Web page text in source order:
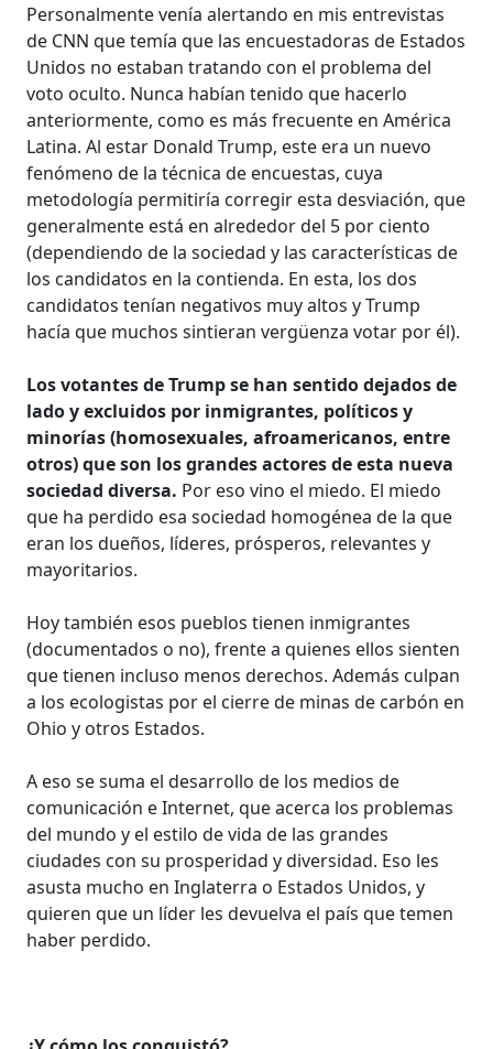
Personalmente venía alertando en mis entrevistas
de CNN que temía que las encuestadoras de Estados
Unidos no estaban tratando con el problema del
voto oculto. Nunca habían tenido que hacerlo
anteriormente, como es más frecuente en América
Latina. Al estar Donald Trump, este era un nuevo
fenómeno de la técnica de encuestas, cuya
metodología permitiría corregir esta desviación, que
generalmente está en alrededor del 5 por ciento
(dependiendo de la sociedad y las características de
los candidatos en la contienda. En esta, los dos
candidatos tenían negativos muy altos y Trump
hacía que muchos sintieran vergüenza votar por él).
Los votantes de Trump se han sentido dejados de
lado y excluidos por inmigrantes, políticos y
minorías (homosexuales, afroamericanos, entre
otros) que son los grandes actores de esta nueva
sociedad diversa. Por eso vino el miedo. El miedo
que ha perdido esa sociedad homogénea de la que
eran los dueños, líderes, prósperos, relevantes y
mayoritarios.
Hoy también esos pueblos tienen inmigrantes
(documentados o no), frente a quienes ellos sienten
que tienen incluso menos derechos. Además culpan
a los ecologistas por el cierre de minas de carbón en
Ohio y otros Estados.
A eso se suma el desarrollo de los medios de
comunicación e Internet, que acerca los problemas
del mundo y el estilo de vida de las grandes
ciudades con su prosperidad y diversidad. Eso les
asusta mucho en Inglaterra o Estados Unidos, y
quieren que un líder les devuelva el país que temen
haber perdido.